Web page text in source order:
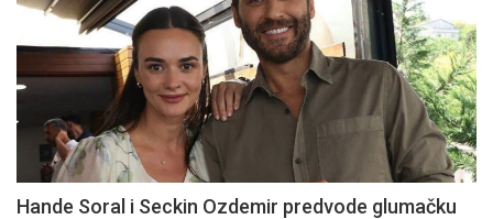
Hande Soral i Seckin Ozdemir predvode glumačku